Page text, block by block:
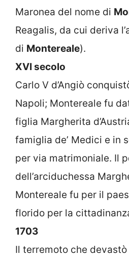
Maronea del nome di
Reagalis, da cui deriva
di Montereale).
XVI secolo
Carlo V d’Angiò
Napoli; Montereale fu
figlia Margherita
famiglia de’ Medici e in
per via matrimoniale. Il
dell’arciduchessa
Montereale fu per il
florido per la
1703
Il terremoto che devastò